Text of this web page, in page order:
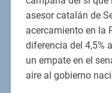
asesor catalán de
acercamiento en la
diferencia del 4,5%
un empate en el
aire al gobierno